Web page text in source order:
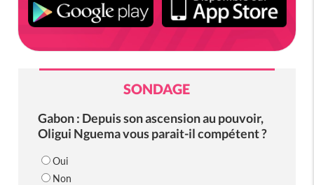
SONDAGE
Gabon : Depuis son ascension au pouvoir,
Oligui Nguema vous parait-il compétent ?
Oui
Non